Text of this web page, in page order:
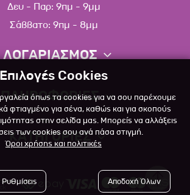
Δευ - Παρ: 9πμ - 9μμ
Σάββατο: 9πμ - 8μμ
ΛΟΓΑΡΙΑΣΜΟΣ
λογαριασμού
Λίστα αγαπημένων
επιστροφών
ΠΛΗΡΟΦΟΡΙΕΣ
Σχετικά
Επικοινωνία
Blog
ΚΑΤΗΓΟΡΙΕΣ
Επιλογές Cookies
όπως τα cookies για να σου παρέχουμε
φτιαγμένο για σένα, καθώς και για σκοπούς
στην σελίδα μας. Μπορείς να αλλάξεις
των cookies σου ανά πάσα στιγμή.
Όροι χρήσης και πολιτικές
Αποδοχή Όλων